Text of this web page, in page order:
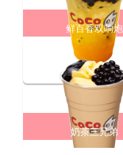
鲜百香双响炮
奶茶三兄弟